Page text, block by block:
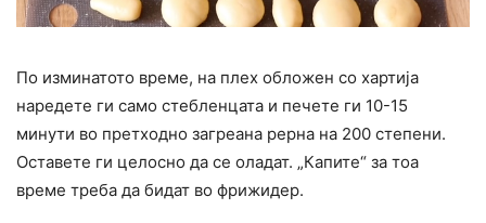
По изминатото време, на плех обложен со хартија
наредете ги само стебленцата и печете ги 10-15
минути во претходно загреана рерна на 200 степени.
Оставете ги целосно да се оладат. „Капите“ за тоа
време треба да бидат во фрижидер.